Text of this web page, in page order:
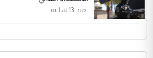
منذ 13 ساعة